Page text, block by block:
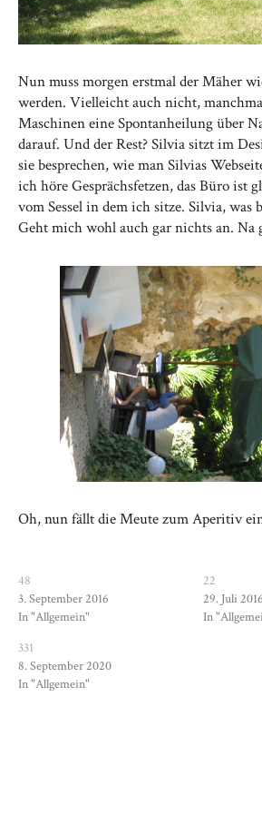
Nun muss morgen erstmal der Mäher
werden. Vielleicht auch nicht,
Maschinen eine Spontanheilung über
darauf. Und der Rest? Silvia sitzt im
sie besprechen, wie man Silvias
ich höre Gesprächsfetzen, das Büro ist
vom Sessel in dem ich sitze. Silvia, was
Geht mich wohl auch gar nichts an. Na
Oh, nun fällt die Meute zum Aperitiv
48
3. September 2016
In "Allgemein"
22
29. Juli 2016
In
331
8. September 2020
In "Allgemein"